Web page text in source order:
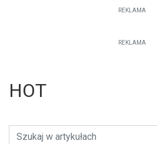
REKLAMA
REKLAMA
HOT